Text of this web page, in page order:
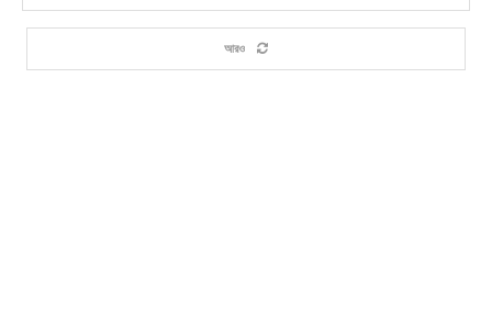
আরও